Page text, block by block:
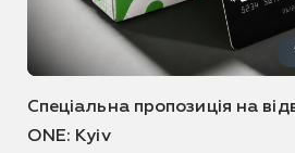
Спеціальна пропозиція на
ONE: Kyiv